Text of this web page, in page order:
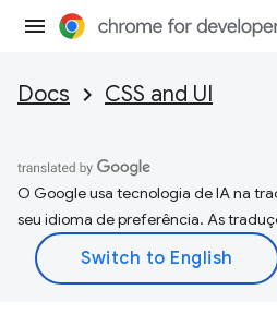
Docs CSS and UI
O Google usa tecnologia de IA na
seu idioma de preferência. As